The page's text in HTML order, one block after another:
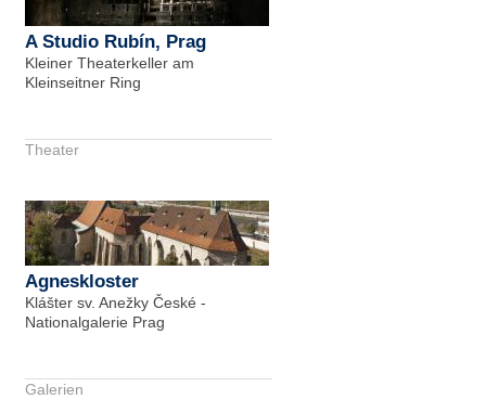
A Studio Rubín, Prag
Kleiner Theaterkeller am
Kleinseitner Ring
Theater
Agneskloster
Klášter sv. Anežky České -
Nationalgalerie Prag
Galerien